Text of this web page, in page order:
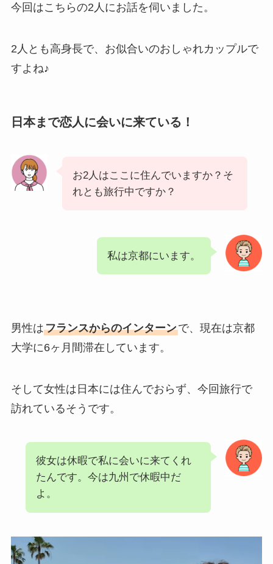
今回はこちらの2人にお話を伺いました。
2人とも高身長で、お似合いのおしゃれカップルで
すよね♪
日本まで恋人に会いに来ている！
お2人はここに住んでいますか？そ
れとも旅行中ですか？
私は京都にいます。
男性はフランスからのインターンで、現在は京都
大学に6ヶ月間滞在しています。
そして女性は日本には住んでおらず、今回旅行で
訪れているそうです。
彼女は休暇で私に会いに来てくれ
たんです。今は九州で休暇中だ
よ。